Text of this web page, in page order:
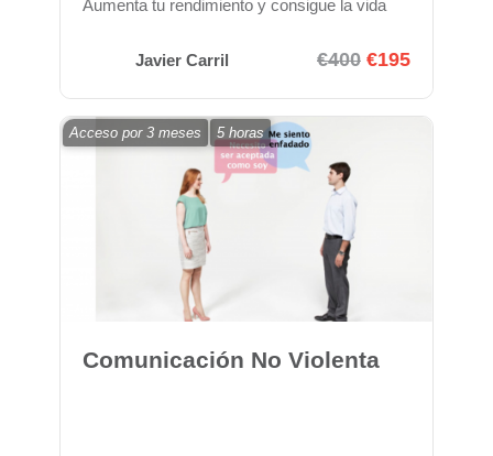
Aumenta tu rendimiento y consigue la vida
Javier Carril
€400 €195
Acceso por 3 meses 5 horas
Comunicación No Violenta